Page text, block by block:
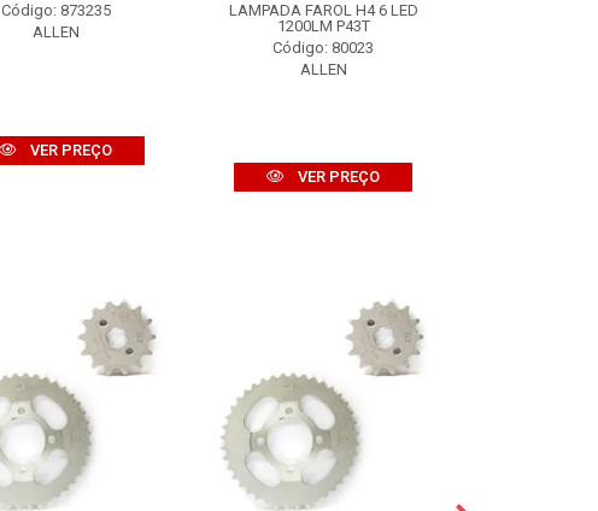
Código: 873235
ALLEN
VER PREÇO
LAMPADA FAROL H4 6 LED
1200LM P43T
Código: 80023
ALLEN
VER PREÇO